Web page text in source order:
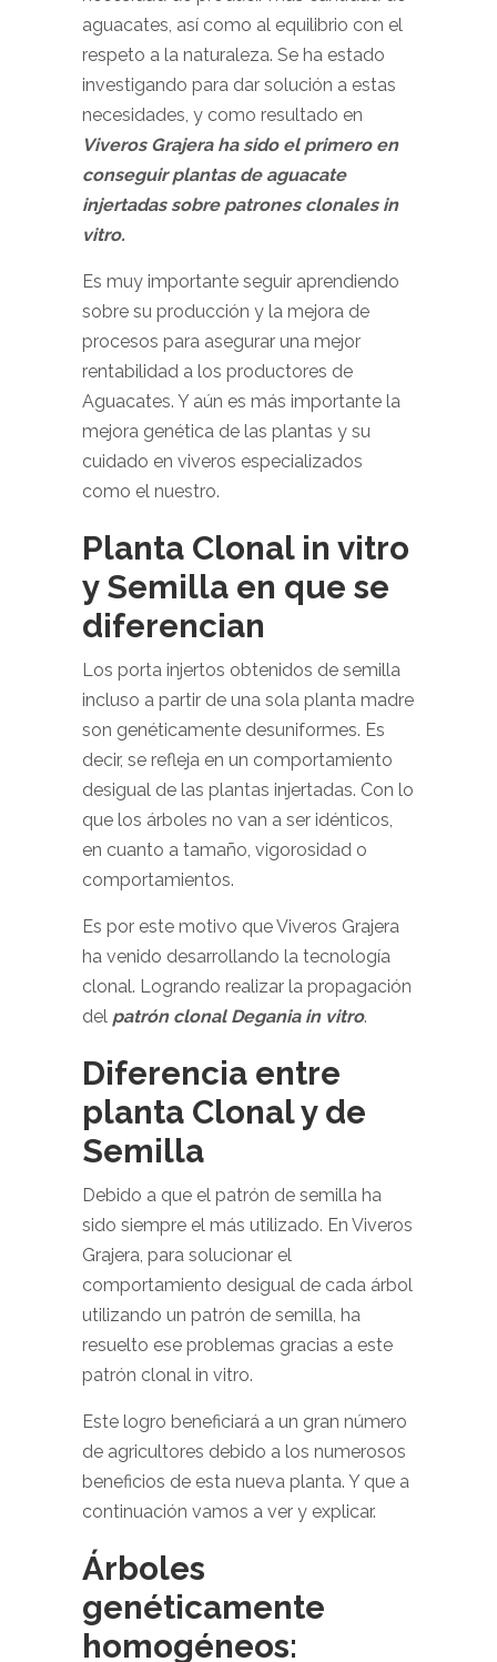
aguacates, así como al equilibrio con el
respeto a la naturaleza. Se ha estado
investigando para dar solución a estas
necesidades, y como resultado en
Viveros Grajera ha sido el primero en
conseguir plantas de aguacate
injertadas sobre patrones clonales in
vitro.
Es muy importante seguir aprendiendo
sobre su producción y la mejora de
procesos para asegurar una mejor
rentabilidad a los productores de
Aguacates. Y aún es más importante la
mejora genética de las plantas y su
cuidado en viveros especializados
como el nuestro.
Planta Clonal in vitro
y Semilla en que se
diferencian
Los porta injertos obtenidos de semilla
incluso a partir de una sola planta madre
son genéticamente desuniformes. Es
decir, se refleja en un comportamiento
desigual de las plantas injertadas. Con lo
que los árboles no van a ser idénticos,
en cuanto a tamaño, vigorosidad o
comportamientos.
Es por este motivo que Viveros Grajera
ha venido desarrollando la tecnología
clonal. Logrando realizar la propagación
del patrón clonal Degania in vitro.
Diferencia entre
planta Clonal y de
Semilla
Debido a que el patrón de semilla ha
sido siempre el más utilizado. En Viveros
Grajera, para solucionar el
comportamiento desigual de cada árbol
utilizando un patrón de semilla, ha
resuelto ese problemas gracias a este
patrón clonal in vitro.
Este logro beneficiará a un gran número
de agricultores debido a los numerosos
beneficios de esta nueva planta. Y que a
continuación vamos a ver y explicar.
Árboles
genéticamente
homogéneos: